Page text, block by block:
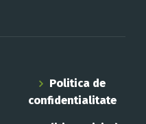
Politica de
confidentialitate